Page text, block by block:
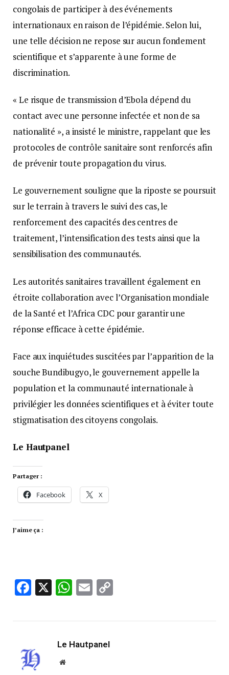
congolais de participer à des événements
internationaux en raison de l’épidémie. Selon lui,
une telle décision ne repose sur aucun fondement
scientifique et s’apparente à une forme de
discrimination.
« Le risque de transmission d’Ebola dépend du
contact avec une personne infectée et non de sa
nationalité », a insisté le ministre, rappelant que les
protocoles de contrôle sanitaire sont renforcés afin
de prévenir toute propagation du virus.
Le gouvernement souligne que la riposte se poursuit
sur le terrain à travers le suivi des cas, le
renforcement des capacités des centres de
traitement, l’intensification des tests ainsi que la
sensibilisation des communautés.
Les autorités sanitaires travaillent également en
étroite collaboration avec l’Organisation mondiale
de la Santé et l’Africa CDC pour garantir une
réponse efficace à cette épidémie.
Face aux inquiétudes suscitées par l’apparition de la
souche Bundibugyo, le gouvernement appelle la
population et la communauté internationale à
privilégier les données scientifiques et à éviter toute
stigmatisation des citoyens congolais.
Le Hautpanel
Partager :
Facebook X
J’aime ça :
Facebook
X WhatsApp
Email
Le Hautpanel
Website